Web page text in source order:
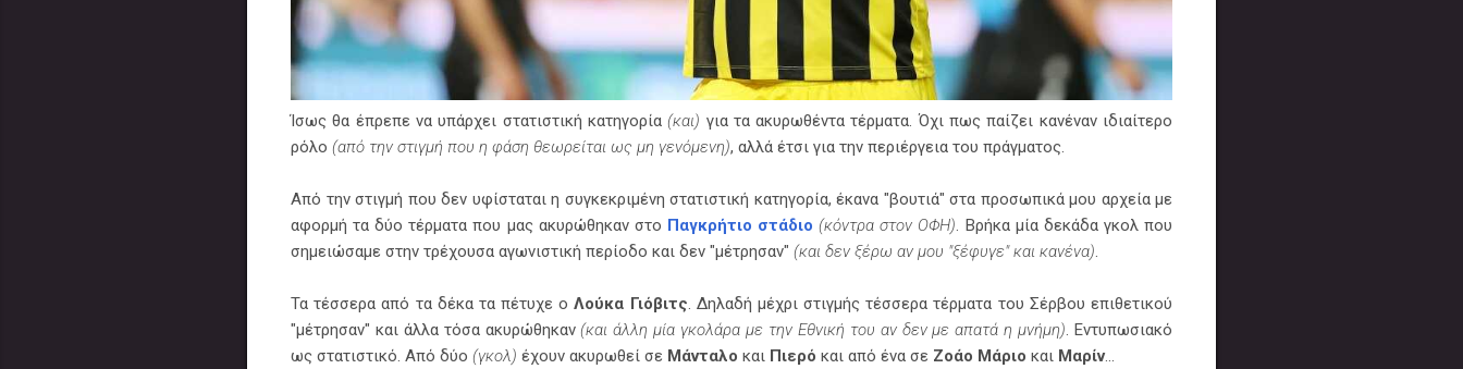
Ίσως θα έπρεπε να υπάρχει στατιστική κατηγορία(και) για τα ακυρωθέντα τέρματα. Όχι πως παίζει κανέναν ιδιαίτερο
ρόλο (από την στιγμή που η φάση θεωρείται ως μη γενόμενη), αλλά έτσι για την περιέργεια του πράγματος.
Από την στιγμή που δεν υφίσταται η συγκεκριμένη στατιστική κατηγορία, έκανα "βουτιά" στα προσωπικά μου αρχεία με
αφορμή τα δύο τέρματα που μας ακυρώθηκαν στο Παγκρήτιο στάδιο (κόντρα στον ΟΦΗ). Βρήκα μία δεκάδα γκολ που
σημειώσαμε στην τρέχουσα αγωνιστική περίοδο και δεν "μέτρησαν" (και δεν ξέρω αν μου "ξέφυγε" και κανένα).
Τα τέσσερα από τα δέκα τα πέτυχε οΛούκα Γιόβιτς. Δηλαδή μέχρι στιγμής τέσσερα τέρματα του Σέρβου επιθετικού
"μέτρησαν" και άλλα τόσα ακυρώθηκαν(και άλλη μία γκολάρα με την Εθνική του αν δεν με απατά η μνήμη). Εντυπωσιακό
ως στατιστικό. Από δύο (γκολ) έχουν ακυρωθεί σε Μάνταλο και Πιερό και από ένα σε Ζοάο Μάριο και Μαρίν...